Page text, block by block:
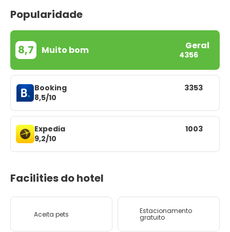
Popularidade
8,7 Muito bom Geral
4356
Booking
8,5/10
3353
Expedia
9,2/10
1003
Facilities do hotel
Aceita pets Estacionamento
gratuito